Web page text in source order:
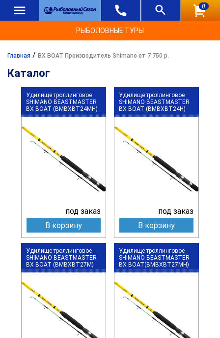
0
РЫБОЛОВНЫЕ ТУРЫ
Главная / BX BOAT Производитель Shimano от 7 750 р.
Каталог
Удилище троллинговое
SHIMANO BEASTMASTER
BX BOAT (BMBXBT24MH)
под заказ
В корзину
Удилище троллинговое
SHIMANO BEASTMASTER
BX BOAT (BMBXBT24H)
под заказ
В корзину
Удилище троллинговое
SHIMANO BEASTMASTER
BX BOAT (BMBXBT27M)
Удилище троллинговое
SHIMANO BEASTMASTER
BX BOAT(BMBXBT27MH)